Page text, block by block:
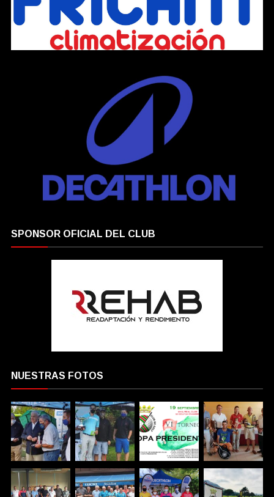
SPONSOR OFICIAL DEL CLUB
NUESTRAS FOTOS